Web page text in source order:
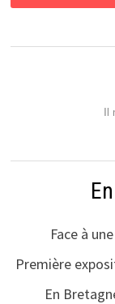
Il
Face à
Première
En